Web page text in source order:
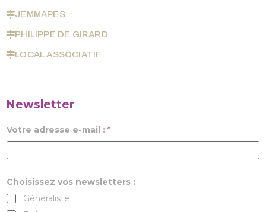
JEMMAPES
PHILIPPE DE GIRARD
LOCAL ASSOCIATIF
Newsletter
Votre adresse e-mail : *
Choisissez vos newsletters :
Généraliste